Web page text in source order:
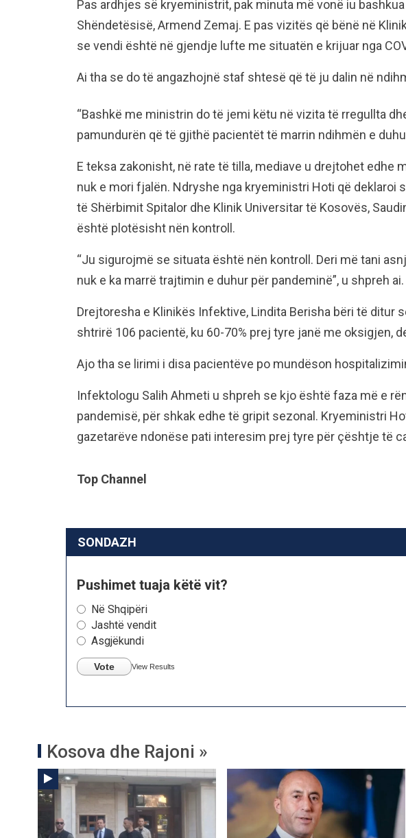
Pas ardhjes së kryeministrit, pak minuta më vonë iu
Shëndetësisë, Armend Zemaj. E pas vizitës që bënë në
se vendi është në gjendje lufte me situatën e krijuar nga
Ai tha se do të angazhojnë staf shtesë që të ju dalin në
“Bashkë me ministrin do të jemi këtu në vizita të rregullta
pamundurën që të gjithë pacientët të marrin ndihmën e
E teksa zakonisht, në rate të tilla, mediave u drejtohet edhe
nuk e mori fjalën. Ndryshe nga kryeministri Hoti që deklaroi
të Shërbimit Spitalor dhe Klinik Universitar të Kosovës,
është plotësisht nën kontroll.
“Ju sigurojmë se situata është nën kontroll. Deri më tani
nuk e ka marrë trajtimin e duhur për pandeminë”, u shpreh ai.
Drejtoresha e Klinikës Infektive, Lindita Berisha bëri të ditur
shtrirë 106 pacientë, ku 60-70% prej tyre janë me oksigjen,
Ajo tha se lirimi i disa pacientëve po mundëson
Infektologu Salih Ahmeti u shpreh se kjo është faza më e
pandemisë, për shkak edhe të gripit sezonal. Kryeministri
gazetarëve ndonëse pati interesim prej tyre për çështje të
Top Channel
SONDAZH
Pushimet tuaja këtë vit?
Në Shqipëri
Jashtë vendit
Asgjëkundi
Vote View Results
Kosova dhe Rajoni »